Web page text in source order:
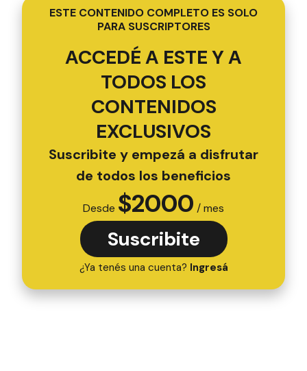
ESTE CONTENIDO COMPLETO ES SOLO
PARA SUSCRIPTORES
ACCEDÉ A ESTE Y A
TODOS LOS
CONTENIDOS
EXCLUSIVOS
Suscribite y empezá a disfrutar
de todos los beneficios
Desde $2000 / mes
Suscribite
¿Ya tenés una cuenta? Ingresá